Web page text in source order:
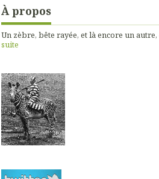
À propos
Un zèbre, bête rayée, et là encore un autre,
suite